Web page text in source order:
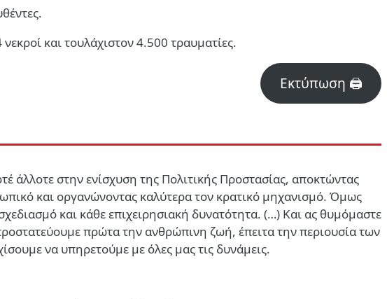
και τουλάχιστον 4.500 τραυματίες.
Εκτύπωση 🖨
άλλοτε στην ενίσχυση της Πολιτικής Προστασίας, αποκτώντας
και οργανώνοντας καλύτερα τον κρατικό μηχανισμό. Όμως
και κάθε επιχειρησιακή δυνατότητα. (…) Και ας θυμόμαστε
πρώτα την ανθρώπινη ζωή, έπειτα την περιουσία των
να υπηρετούμε με όλες μας τις δυνάμεις.